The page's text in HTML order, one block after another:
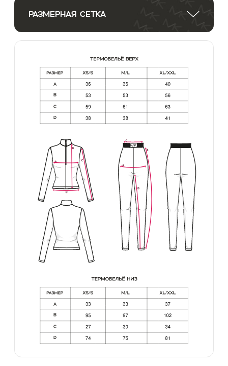
оплата и доставка
Оплата товара
1. Полная стоимость заказа состоит
из стоимости товара в интернет-магазине
и стоимости доставки.
2. Покупатель оплачивает заказ способами,
доступными для выбора в интернет-
магазине, при этом Покупатель за свой счёт
оплачивает комиссии (сборы), взимаемые
кредитными организациями (платежными
системами), при осуществлении оплаты.
3. Продажа товара в интернет-магазине
осуществляется в реальном времени
(круглосуточно) и подразумевает изменение
уведомления об этом. В связи с этим Товар
резервируется за Покупателем только после
обработки Заказа службой комплектации
интернет-магазина.
Доставка товара
1. Доставка товара осуществляется силами
Продавца за счет Покупателя.
2. Цена доставки включена в стоимость
назначения, а также от выбранного